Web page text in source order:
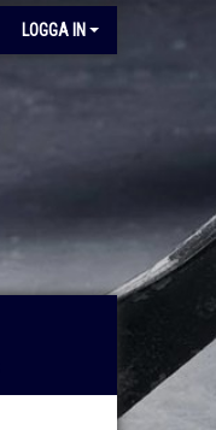
LOGGA IN